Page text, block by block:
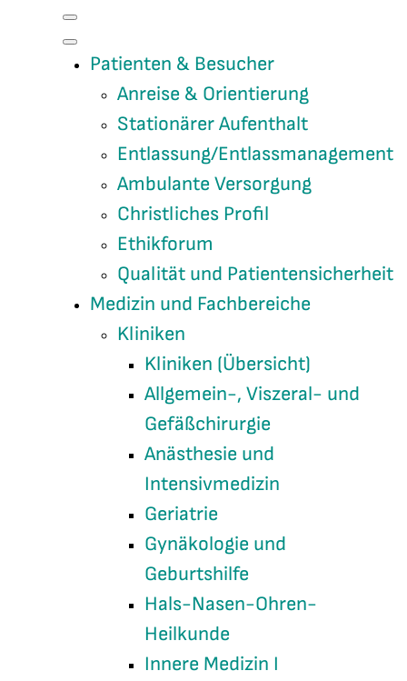
Patienten & Besucher
Anreise & Orientierung
Stationärer Aufenthalt
Entlassung/Entlassmanagement
Ambulante Versorgung
Christliches Profil
Ethikforum
Qualität und Patientensicherheit
Medizin und Fachbereiche
Kliniken
Kliniken (Übersicht)
Allgemein-, Viszeral- und
Gefäßchirurgie
Anästhesie und
Intensivmedizin
Geriatrie
Gynäkologie und
Geburtshilfe
Hals-Nasen-Ohren-
Heilkunde
Innere Medizin I